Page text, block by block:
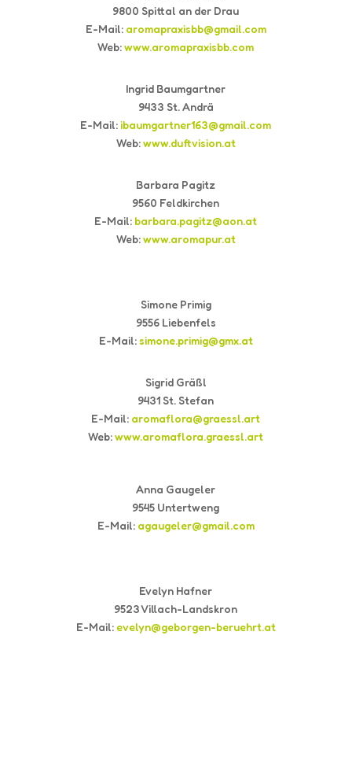
9800 Spittal an der Drau
E-Mail: aromapraxisbb@gmail.com
Web:www.aromapraxisbb.com
Ingrid Baumgartner
9433 St. Andrä
E-Mail:ibaumgartner163@gmail.com
Web:www.duftvision.at
Barbara Pagitz
9560 Feldkirchen
E-Mail: barbara.pagitz@aon.at
Web:www.aromapur.at
Simone Primig
9556 Liebenfels
E-Mail:simone.primig@gmx.at
Sigrid Gräßl
9431 St. Stefan
E-Mail: aromaflora@graessl.art
Web:www.aromaflora.graessl.art
Anna Gaugeler
9545 Untertweng
E-Mail: agaugeler@gmail.com
Evelyn Hafner
9523 Villach-Landskron
E-Mail: evelyn@geborgen-beruehrt.at